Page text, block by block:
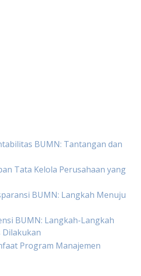
BUMN: Tantangan dan
Tata Kelola Perusahaan yang
BUMN: Langkah Menuju
BUMN: Langkah-Langkah
Dilakukan
Program Manajemen